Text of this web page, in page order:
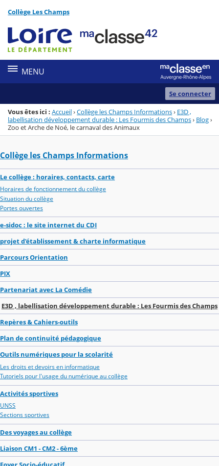
Menu de la rubrique
Contenu
Collège Les Champs
MENU
Se connecter
Vous êtes ici : Accueil›Collège les Champs Informations› E3D ,
labellisation développement durable : Les Fourmis des Champs› Blog›
Zoo et Arche de Noé, le carnaval des Animaux
Collège les Champs Informations
Le collège : horaires, contacts, carte
Horaires de fonctionnement du collège
Situation du collège
Portes ouvertes
e-sidoc : le site internet du CDI
projet d'établissement & charte informatique
Parcours Orientation
PIX
Partenariat avec La Comédie
E3D , labellisation développement durable : Les Fourmis des Champs
Repères & Cahiers-outils
Plan de continuité pédagogique
Outils numériques pour la scolarité
Les droits et devoirs en informatique
Tutoriels pour l'usage du numérique au collège
Activités sportives
UNSS
Sections sportives
Des voyages au collège
Liaison CM1 - CM2 - 6ème